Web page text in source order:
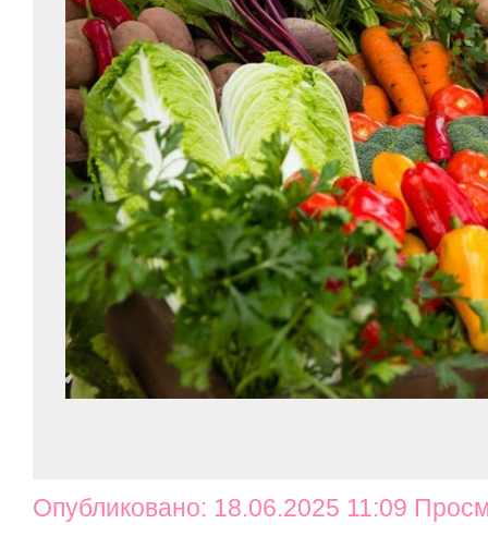
Опубликовано: 18.06.2025 11:09